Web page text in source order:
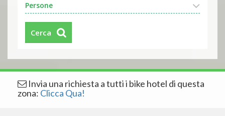
Persone
Cerca
Invia una richiesta a tutti i bike hotel di questa
zona: Clicca Qua!